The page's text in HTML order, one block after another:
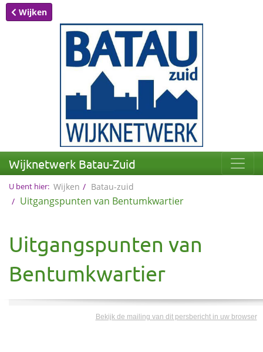
Wijken
Wijknetwerk Batau-Zuid
U bent hier: Wijken Batau-zuid
Uitgangspunten van Bentumkwartier
Uitgangspunten van
Bentumkwartier
Bekijk de mailing van dit persbericht in uw browser